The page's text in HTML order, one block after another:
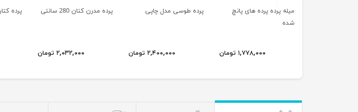
میله پرده پرده های پانچ
شده
۱,۷۷۸,۰۰۰ تومان
پرده طوسی مدل چاپی
۲,۴۰۰,۰۰۰ تومان
پرده مدرن کتان 280 سانتی
۲,۰۳۲,۰۰۰ تومان
پرده